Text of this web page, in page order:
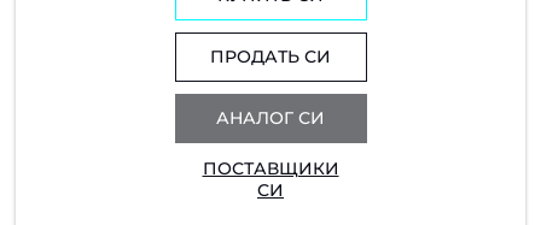
ПРОДАТЬ СИ
АНАЛОГ СИ
ПОСТАВЩИКИ
СИ